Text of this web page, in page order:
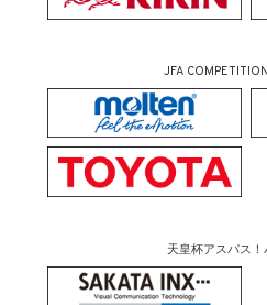
JFA
天皇杯アスパス！